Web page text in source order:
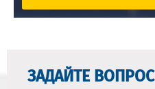
ЗАДАЙТЕ ВОПРОС